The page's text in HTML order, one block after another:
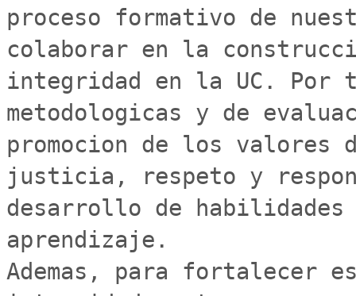
proceso formativo de
colaborar en la
integridad en la UC. Por
metodologicas y de
promocion de los valores
justicia, respeto y
desarrollo de
aprendizaje.
Ademas, para fortalecer